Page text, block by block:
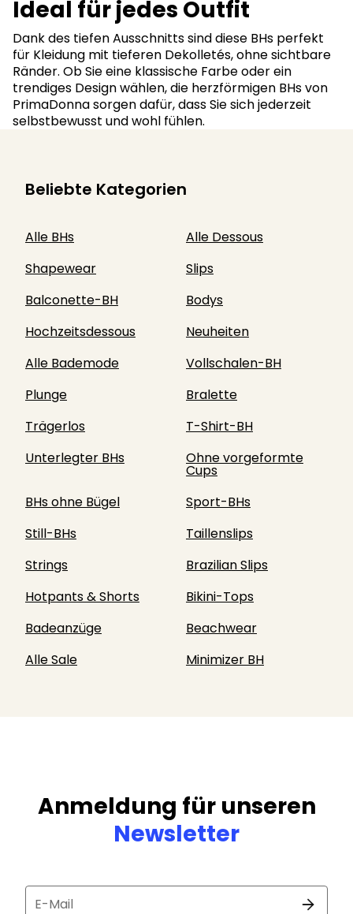
Ideal für jedes Outfit
Dank des tiefen Ausschnitts sind diese BHs perfekt
für Kleidung mit tieferen Dekolletés, ohne sichtbare
Ränder. Ob Sie eine klassische Farbe oder ein
trendiges Design wählen, die herzförmigen BHs von
PrimaDonna sorgen dafür, dass Sie sich jederzeit
selbstbewusst und wohl fühlen.
Beliebte Kategorien
Alle BHs
Alle Dessous
Shapewear
Slips
Balconette-BH
Bodys
Hochzeitsdessous
Neuheiten
Alle Bademode
Vollschalen-BH
Plunge
Bralette
Trägerlos
T-Shirt-BH
Unterlegter BHs
Ohne vorgeformte
Cups
BHs ohne Bügel
Sport-BHs
Still-BHs
Taillenslips
Strings
Brazilian Slips
Hotpants & Shorts
Bikini-Tops
Badeanzüge
Beachwear
Alle Sale
Minimizer BH
Anmeldung für unseren
Newsletter
E-Mail